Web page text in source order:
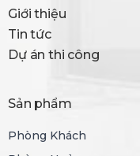
Giới thiệu
Tin tức
Dự án thi công
Sản phẩm
Phòng Khách